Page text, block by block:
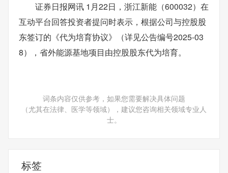
证券日报网讯 1月22日，浙江新能（600032）在
互动平台回答投资者提问时表示，根据公司与控股股
东签订的《代为培育协议》（详见公告编号2025-03
8），省外能源基地项目由控股股东代为培育。
词条内容仅供参考，如果您需要解决具体问题
（尤其在法律、医学等领域），建议您咨询相关领域专业人
士。
标签